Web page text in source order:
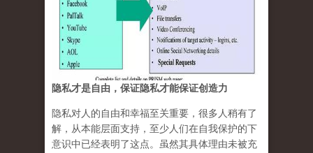
隐私才是自由，保证隐私才能保证创造力
隐私对人的自由和幸福至关重要，很多人稍有了
解，从本能层面支持，至少人们在自我保护的下
意识中已经表明了这点。虽然其具体理由未被充